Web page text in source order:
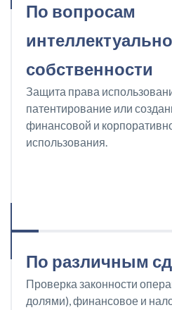
По вопросам
собственности
Защита права
патентирование или
финансовой и
использования.
По различным
Проверка законности
долями), финансовое и